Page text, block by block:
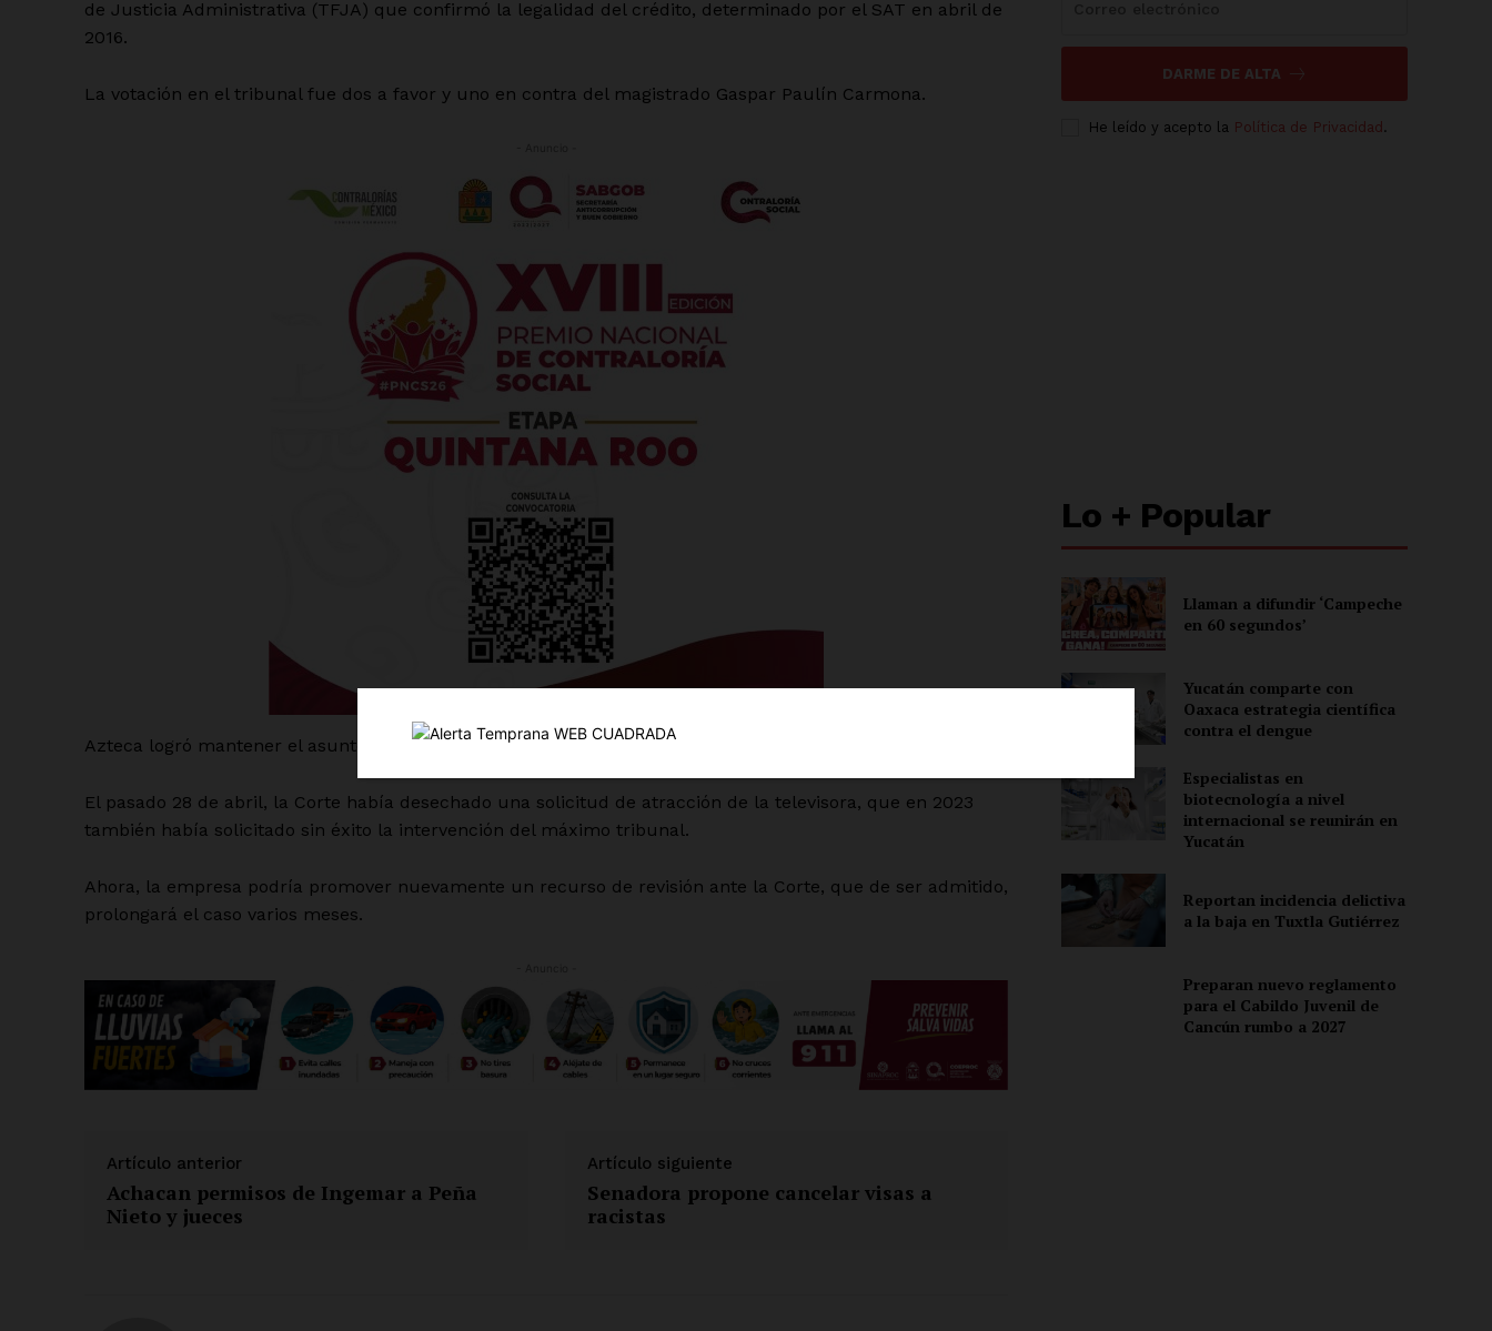
Luces
Del Siglo
SUSCRÍBETE AHORA
Empresa
Políticas del Sitio
Información Propietaria / Financiación
de Justicia Administrativa (TFJA) que confirmó la legalidad del crédito, determinado por el SAT en abril de
2016.
La votación en el tribunal fue dos a favor y uno en contra del magistrado Gaspar Paulín Carmona.
Azteca logró mantener el asunto sin sentencia durante tres años.
El pasado 28 de abril, la Corte había desechado una solicitud de atracción de la televisora, que en 2023
también había solicitado sin éxito la intervención del máximo tribunal.
Ahora, la empresa podría promover nuevamente un recurso de revisión ante la Corte, que de ser admitido,
prolongará el caso varios meses.
Artículo anterior
Achacan permisos de Ingemar a Peña
Nieto y jueces
Artículo siguiente
Senadora propone cancelar visas a
racistas
DARME DE ALTA
He leído y acepto la Política de Privacidad .
Lo + Popular
Llaman a difundir ‘Campeche
en 60 segundos’
Yucatán comparte con
Oaxaca estrategia científica
contra el dengue
Especialistas en
biotecnología a nivel
internacional se reunirán en
Yucatán
Reportan incidencia delictiva
a la baja en Tuxtla Gutiérrez
Preparan nuevo reglamento
para el Cabildo Juvenil de
Cancún rumbo a 2027